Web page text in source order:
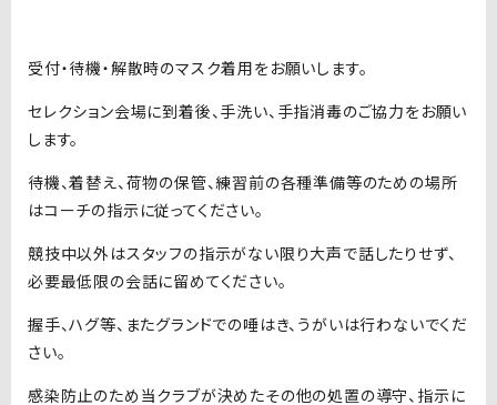
受付・待機・解散時のマスク着用をお願いします。
セレクション会場に到着後、手洗い、手指消毒のご協力をお願い
します。
待機、着替え、荷物の保管、練習前の各種準備等のための場所
はコーチの指示に従ってください。
競技中以外はスタッフの指示がない限り大声で話したりせず、
必要最低限の会話に留めてください。
握手、ハグ等、またグランドでの唾はき、うがいは行わないでくだ
さい。
感染防止のため当クラブが決めたその他の処置の導守、指示に